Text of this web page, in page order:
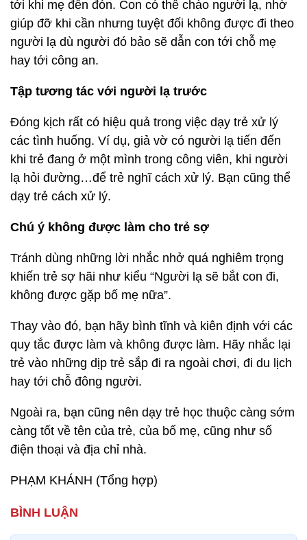
tới khi mẹ đến đón. Con có thể chào người lạ, nhờ
giúp đỡ khi cần nhưng tuyệt đối không được đi theo
người lạ dù người đó bảo sẽ dẫn con tới chỗ mẹ
hay tới công an.
Tập tương tác với người lạ trước
Đóng kịch rất có hiệu quả trong việc dạy trẻ xử lý
các tình huống. Ví dụ, giả vờ có người lạ tiến đến
khi trẻ đang ở một mình trong công viên, khi người
lạ hỏi đường…để trẻ nghĩ cách xử lý. Bạn cũng thể
dạy trẻ cách xử lý.
Chú ý không được làm cho trẻ sợ
Tránh dùng những lời nhắc nhở quá nghiêm trọng
khiến trẻ sợ hãi như kiểu “Người lạ sẽ bắt con đi,
không được gặp bố mẹ nữa”.
Thay vào đó, bạn hãy bình tĩnh và kiên định với các
quy tắc được làm và không được làm. Hãy nhắc lại
trẻ vào những dịp trẻ sắp đi ra ngoài chơi, đi du lịch
hay tới chỗ đông người.
Ngoài ra, bạn cũng nên dạy trẻ học thuộc càng sớm
càng tốt về tên của trẻ, của bố mẹ, cũng như số
điện thoại và địa chỉ nhà.
PHẠM KHÁNH (Tổng hợp)